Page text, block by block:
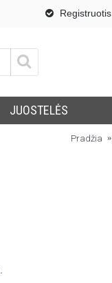
Registruotis
JUOSTELĖS
Pradžia